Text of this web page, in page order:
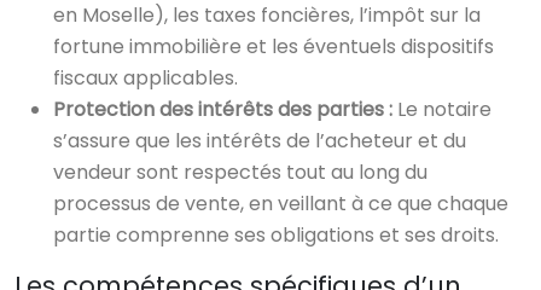
en Moselle), les taxes foncières, l’impôt sur la
fortune immobilière et les éventuels dispositifs
fiscaux applicables.
Protection des intérêts des parties : Le notaire
s’assure que les intérêts de l’acheteur et du
vendeur sont respectés tout au long du
processus de vente, en veillant à ce que chaque
partie comprenne ses obligations et ses droits.